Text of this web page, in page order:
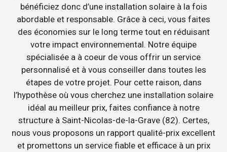
bénéficiez donc d’une installation solaire à la fois
abordable et responsable. Grâce à ceci, vous faites
des économies sur le long terme tout en réduisant
votre impact environnemental. Notre équipe
spécialisée a à coeur de vous offrir un service
personnalisé et à vous conseiller dans toutes les
étapes de votre projet. Pour cette raison, dans
l’hypothèse où vous cherchez une installation solaire
idéal au meilleur prix, faites confiance à notre
structure à Saint-Nicolas-de-la-Grave (82). Certes,
nous vous proposons un rapport qualité-prix excellent
et promettons un service fiable et efficace à un prix